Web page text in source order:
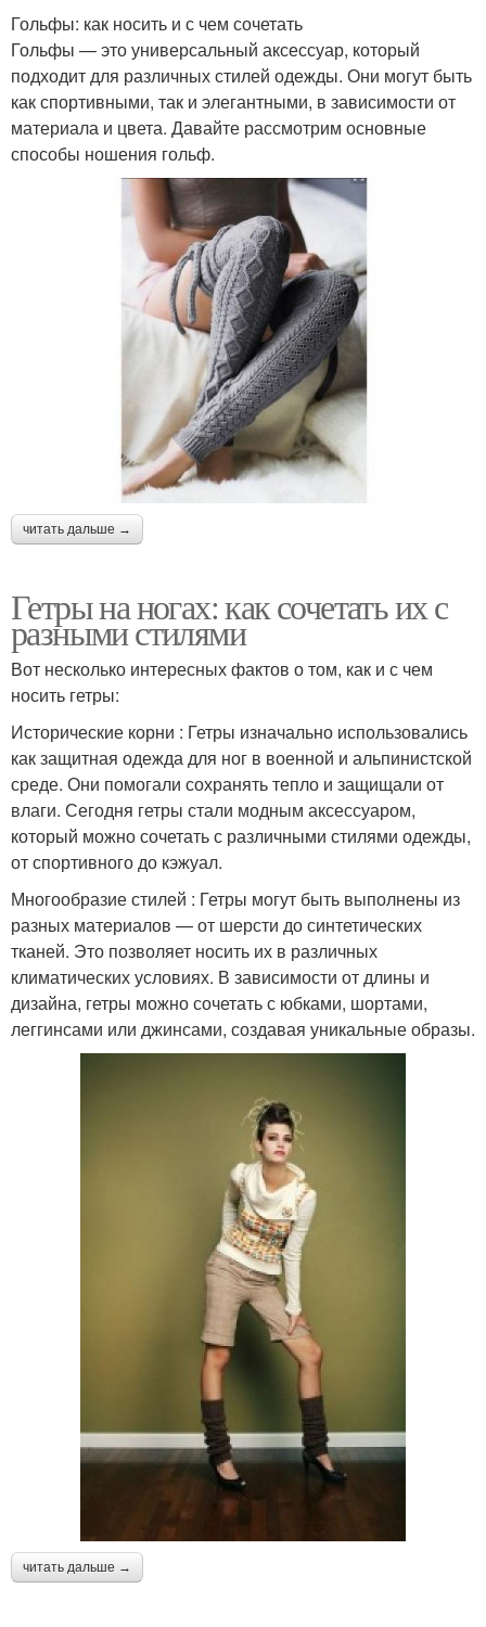
Гольфы: как носить и с чем сочетать
Гольфы — это универсальный аксессуар, который
подходит для различных стилей одежды. Они могут быть
как спортивными, так и элегантными, в зависимости от
материала и цвета. Давайте рассмотрим основные
способы ношения гольф.
читать дальше →
Гетры на ногах: как сочетать их с
разными стилями
Вот несколько интересных фактов о том, как и с чем
носить гетры:
Исторические корни : Гетры изначально использовались
как защитная одежда для ног в военной и альпинистской
среде. Они помогали сохранять тепло и защищали от
влаги. Сегодня гетры стали модным аксессуаром,
который можно сочетать с различными стилями одежды,
от спортивного до кэжуал.
Многообразие стилей : Гетры могут быть выполнены из
разных материалов — от шерсти до синтетических
тканей. Это позволяет носить их в различных
климатических условиях. В зависимости от длины и
дизайна, гетры можно сочетать с юбками, шортами,
леггинсами или джинсами, создавая уникальные образы.
читать дальше →